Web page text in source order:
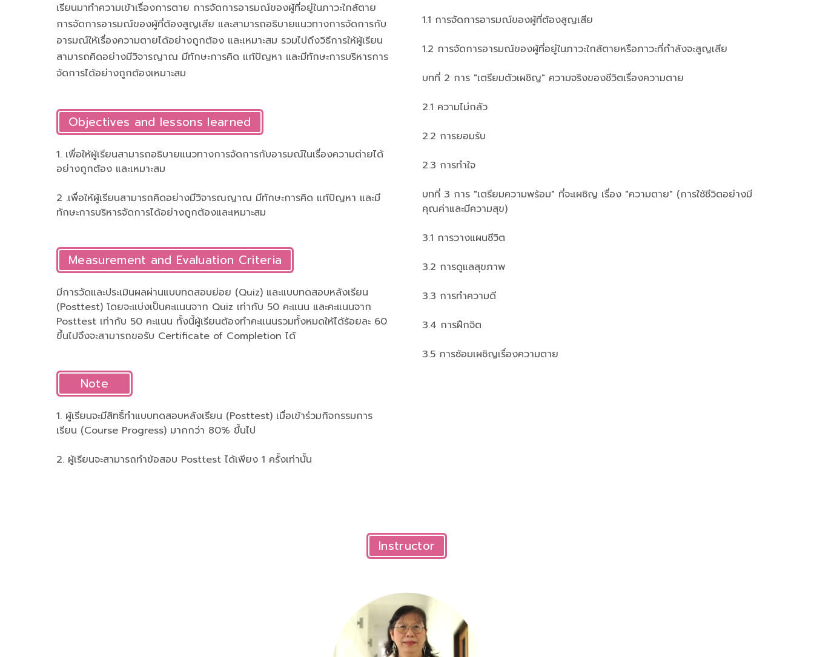
เรียนมาทำความเข้าเรื่องการตาย การจัดการอารมณ์ของผู้ที่อยู่ในภาวะใกล้ตาย
การจัดการอารมณ์ของผู้ที่ต้องสูญเสีย และสามารถอธิบายแนวทางการจัดการกับ
อารมณ์ให้เรื่องความตายได้อย่างถูกต้อง และเหมาะสม รวมไปถึงวิธีการให้ผู้เรียน
สามารถคิดอย่างมีวิจารญาณ มีทักษะการคิด แก้ปัญหา และมีทักษะการบริหารการ
จัดการได้อย่างถูกต้องเหมาะสม
Objectives and lessons learned
1. เพื่อให้ผู้เรียนสามารถอธิบายแนวทางการจัดการกับอารมณ์ในเรื่องความต่ายได้
อย่างถูกต้อง และเหมาะสม
2 .เพื่อให้ผู้เรียนสามารถคิดอย่างมีวิจารณญาณ มีทักษะการคิด แก้ปัญหา และมี
ทักษะการบริหารจัดการได้อย่างถูกต้องและเหมาะสม
Measurement and Evaluation Criteria
มีการวัดและประเมินผลผ่านแบบทดสอบย่อย (Quiz) และแบบทดสอบหลังเรียน
(Posttest) โดยจะแบ่งเป็นคะแนนจาก Quiz เท่ากับ 50 คะแนน และคะแนนจาก
Posttest เท่ากับ 50 คะแนน ทั้งนี้ผู้เรียนต้องทำคะแนนรวมทั้งหมดให้ได้ร้อยละ 60
ขึ้นไปจึงจะสามารถขอรับ Certificate of Completion ได้
Note
1. ผู้เรียนจะมีสิทธิ์ทำแบบทดสอบหลังเรียน (Posttest) เมื่อเข้าร่วมกิจกรรมการ
เรียน (Course Progress) มากกว่า 80% ขึ้นไป
2. ผู้เรียนจะสามารถทำข้อสอบ Posttest ได้เพียง 1 ครั้งเท่านั้น
1.1 การจัดการอารมณ์ของผู้ที่ต้องสูญเสีย
1.2 การจัดการอารมณ์ของผู้ที่อยู่ในภาวะใกล้ตายหรือภาวะที่กำลังจะสูญเสีย
บทที่ 2 การ "เตรียมตัวเผชิญ" ความจริงของชีวิตเรื่องความตาย
2.1 ความไม่กลัว
2.2 การยอมรับ
2.3 การทำใจ
บทที่ 3 การ "เตรียมความพร้อม" ที่จะเผชิญ เรื่อง "ความตาย" (การใช้ชีวิตอย่างมี
คุณค่าและมีความสุข)
3.1 การวางแผนชีวิต
3.2 การดูแลสุขภาพ
3.3 การทำความดี
3.4 การฝึกจิต
3.5 การซ้อมเผชิญเรื่องความตาย
Instructor